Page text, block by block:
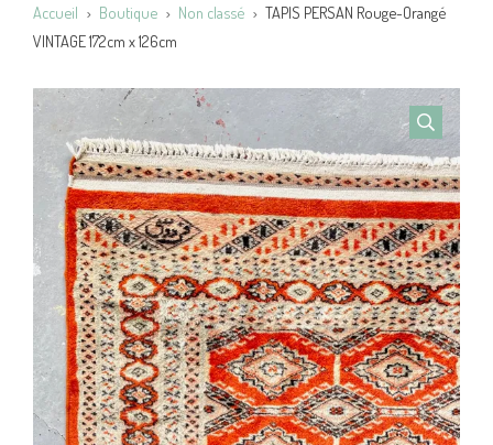
Accueil Boutique Non classé
TAPIS PERSAN Rouge-Orangé
VINTAGE 172cm x 126cm